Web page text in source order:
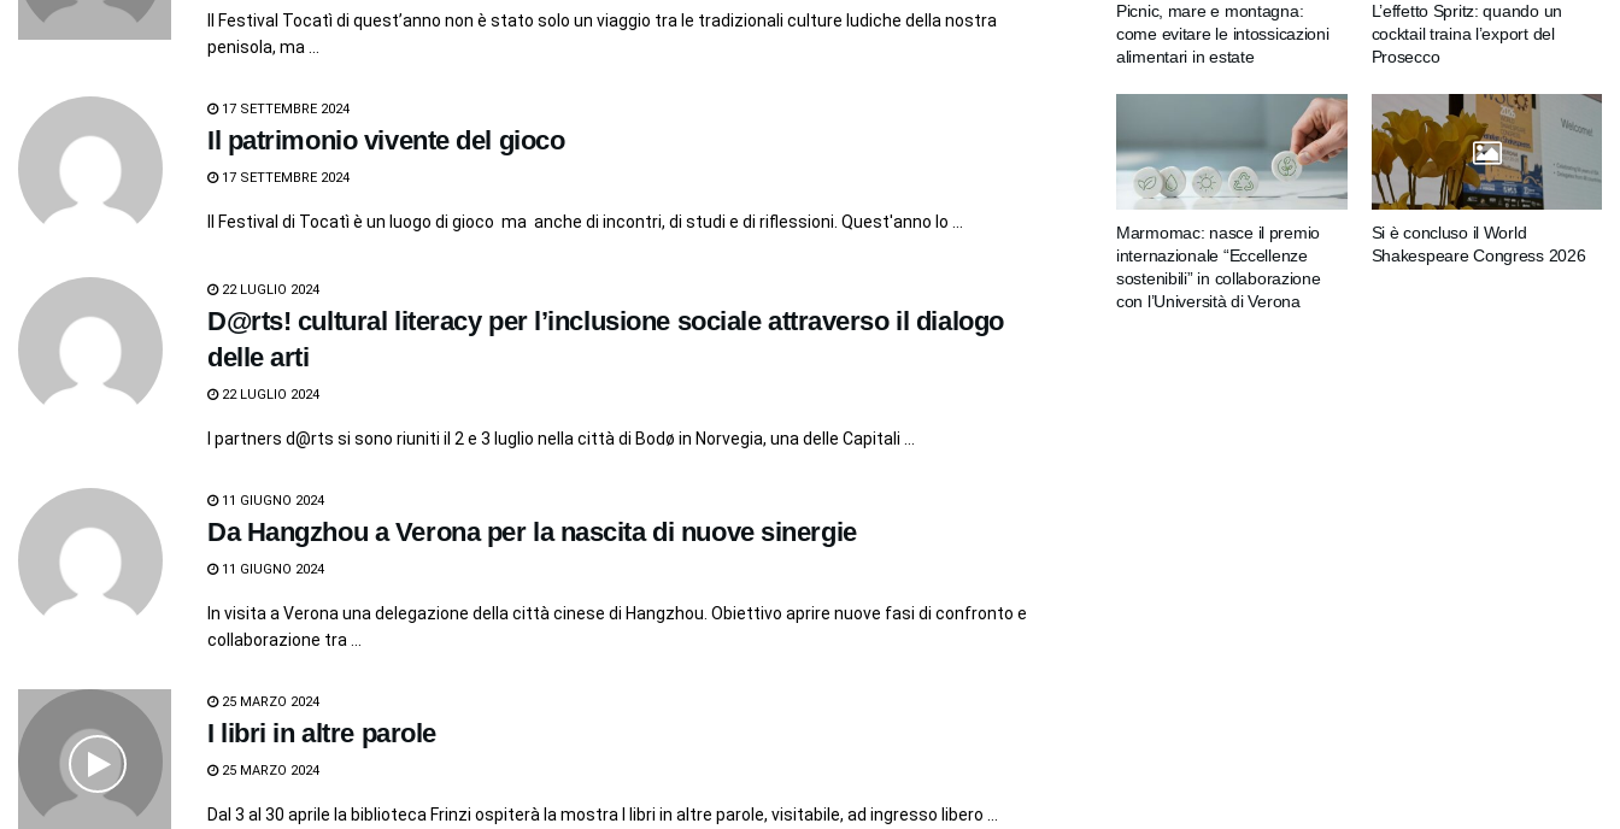
Il Festival Tocatì di quest’anno non è stato solo un viaggio tra le tradizionali culture ludiche della nostra
penisola, ma ...
17 SETTEMBRE 2024
Il patrimonio vivente del gioco
17 SETTEMBRE 2024
Il Festival di Tocatì è un luogo di gioco ma anche di incontri, di studi e di riflessioni. Quest'anno lo ...
22 LUGLIO 2024
D@rts! cultural literacy per l’inclusione sociale attraverso il dialogo
delle arti
22 LUGLIO 2024
I partners d@rts si sono riuniti il 2 e 3 luglio nella città di Bodø in Norvegia, una delle Capitali ...
11 GIUGNO 2024
Da Hangzhou a Verona per la nascita di nuove sinergie
11 GIUGNO 2024
In visita a Verona una delegazione della città cinese di Hangzhou. Obiettivo aprire nuove fasi di confronto e
collaborazione tra ...
25 MARZO 2024
I libri in altre parole
25 MARZO 2024
Dal 3 al 30 aprile la biblioteca Frinzi ospiterà la mostra I libri in altre parole, visitabile, ad ingresso libero ...
Picnic, mare e montagna:
come evitare le intossicazioni
alimentari in estate
L’effetto Spritz: quando un
cocktail traina l’export del
Prosecco
Marmomac: nasce il premio
internazionale “Eccellenze
sostenibili” in collaborazione
con l’Università di Verona
Si è concluso il World
Shakespeare Congress 2026